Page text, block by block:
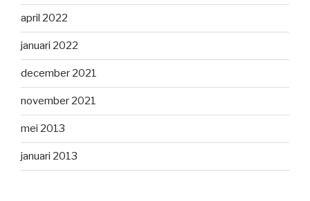
april 2022
januari 2022
december 2021
november 2021
mei 2013
januari 2013